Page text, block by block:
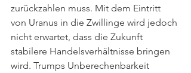
zurückzahlen muss. Mit dem Eintritt
von Uranus in die Zwillinge wird jedoch
nicht erwartet, dass die Zukunft
stabilere Handelsverhältnisse bringen
wird. Trumps Unberechenbarkeit